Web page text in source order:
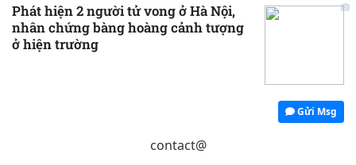
Phát hiện 2 người tử vong ở Hà Nội,
nhân chứng bàng hoàng cảnh tượng
ở hiện trường
Gửi Msg
contact@